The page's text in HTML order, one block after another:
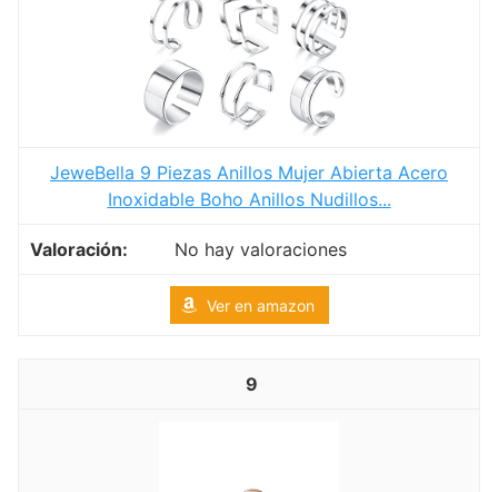
JeweBella 9 Piezas Anillos Mujer Abierta Acero
Inoxidable Boho Anillos Nudillos...
No hay valoraciones
Ver en amazon
9